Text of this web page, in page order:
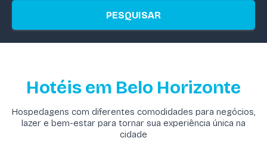
PESQUISAR
Hotéis em Belo Horizonte
Hospedagens com diferentes comodidades para negócios,
lazer e bem-estar para tornar sua experiência única na
cidade